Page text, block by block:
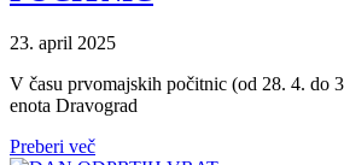
23. april 2025
V času prvomajskih počitnic (od 28. 4. do
enota Dravograd
Preberi več